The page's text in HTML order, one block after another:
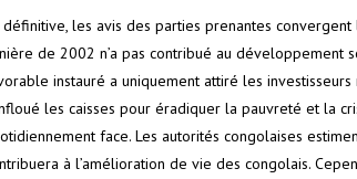
définitive, les avis des parties prenantes
de 2002 n’a pas contribué au développement
instauré a uniquement attiré les investisseurs
les caisses pour éradiquer la pauvreté et la
face. Les autorités congolaises
à l’amélioration de vie des congolais.